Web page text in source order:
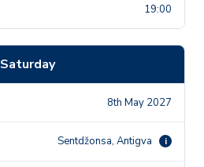
19:00
Saturday
8th May 2027
Sentdžonsa, Antigva i